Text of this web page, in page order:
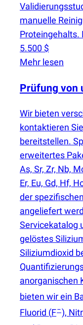
manuelle
Proteingehalts.
5.500 $
Mehr lesen
Prüfung von
Wir bieten
kontaktieren
bereitstellen.
erweitertes
As, Sr, Zr, Nb,
Er, Eu, Gd, Hf,
der
angeliefert
Servicekatalog
gelöstes
Siliziumdioxid
anorganischen
bieten wir ein
Fluorid (F−),